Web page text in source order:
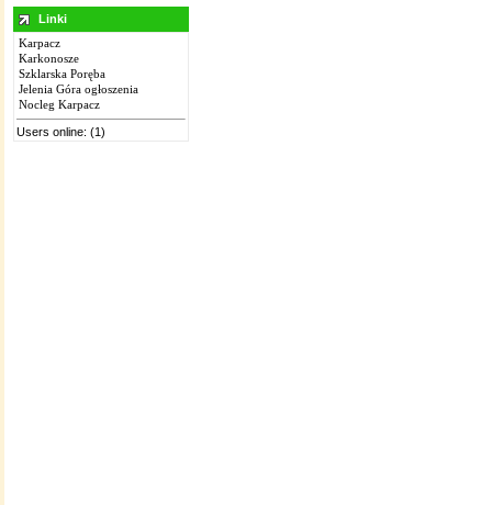
Linki
Karpacz
Karkonosze
Szklarska Poręba
Jelenia Góra ogłoszenia
Nocleg Karpacz
Users online: (1)